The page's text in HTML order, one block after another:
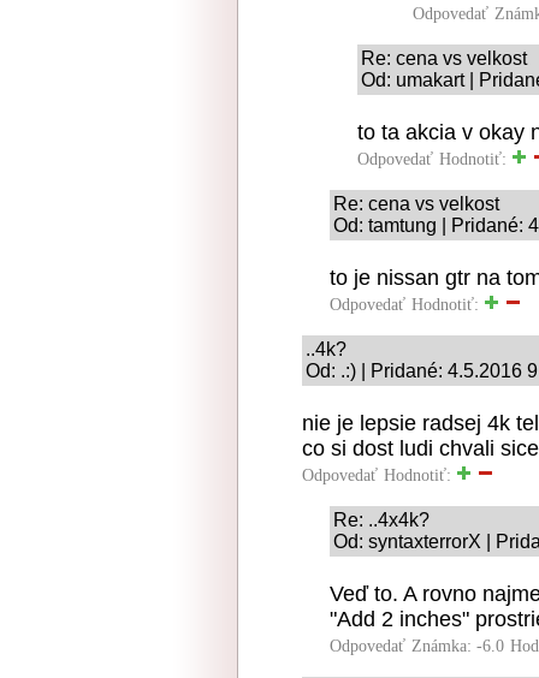
Odpovedať
Re: cena vs velkost
Od: umakart |
to ta akcia v okay
Odpovedať Hodnotiť:
Re: cena vs velkost
Od: tamtung | Pridané:
to je nissan gtr na
Odpovedať Hodnotiť:
..4k?
Od: .:) | Pridané: 4.5.2016
nie je lepsie radsej 4k
co si dost ludi chvali
Odpovedať Hodnotiť:
Re: ..4x4k?
Od: syntaxterrorX |
Veď to. A rovno
"Add 2 inches"
Odpovedať Známka: -6.0